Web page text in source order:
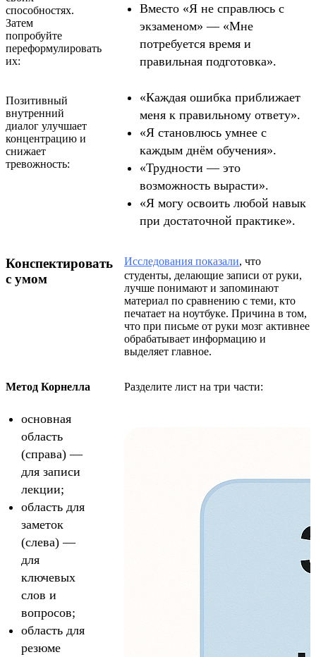
способностях.
Затем
попробуйте
переформулировать
их:
Вместо «Я не справлюсь с
экзаменом» — «Мне
потребуется время и
правильная подготовка».
Позитивный
внутренний
диалог улучшает
концентрацию и
снижает
тревожность:
«Каждая ошибка приближает
меня к правильному ответу».
«Я становлюсь умнее с
каждым днём обучения».
«Трудности — это
возможность вырасти».
«Я могу освоить любой навык
при достаточной практике».
Конспектировать
с умом
Исследования показали, что
студенты, делающие записи от руки,
лучше понимают и запоминают
материал по сравнению с теми, кто
печатает на ноутбуке. Причина в том,
что при письме от руки мозг активнее
обрабатывает информацию и
выделяет главное.
Метод Корнелла Разделите лист на три части:
основная
область
(справа) —
для записи
лекции;
область для
заметок
(слева) —
для
ключевых
слов и
вопросов;
область для
резюме